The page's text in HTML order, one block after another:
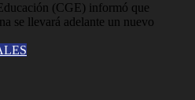
(CGE) informó que
se llevará adelante un nuevo